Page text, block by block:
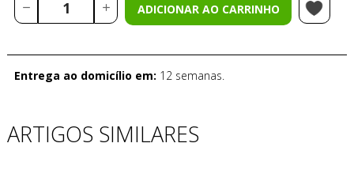
ADICIONAR AO CARRINHO
Entrega ao domicílio em: 12 semanas.
ARTIGOS SIMILARES